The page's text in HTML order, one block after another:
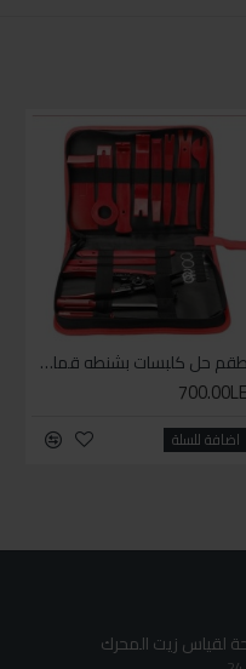
طقم حل كلبسات بشنطه قماش ١٩ قطعه للخدمات الشاقه
700.00LE
اضافة للسلة
طقم حل كلبسات بشنطه قماش ١٩ قطعه للخدمات الشاقه
700.00LE
اضافة للسلة
لقياس زيت المحرك